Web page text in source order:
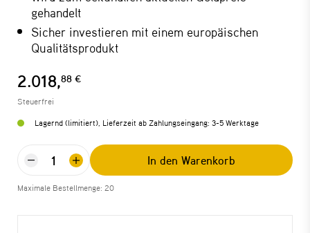
gehandelt
Sicher investieren mit einem europäischen
Qualitätsprodukt
2.018,88 €
Steuerfrei
Lagernd (limitiert), Lieferzeit ab Zahlungseingang: 3-5 Werktage
In den Warenkorb
Maximale Bestellmenge: 20